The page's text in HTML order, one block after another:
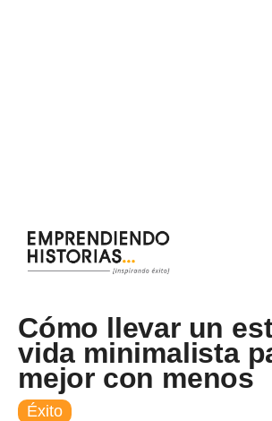
contenido
Cómo llevar un
vida minimalista
mejor con menos
Éxito